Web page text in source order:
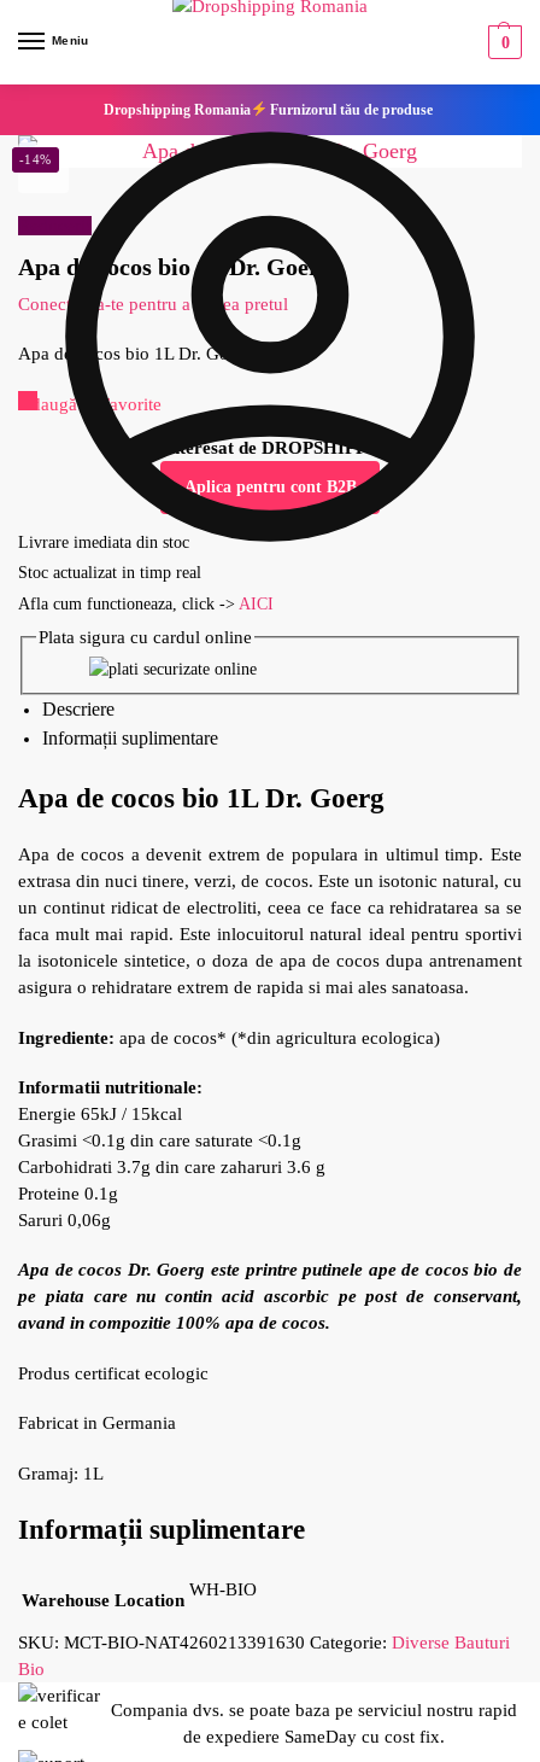
Meniu 0
Dropshipping Romania Furnizorul tău de produse
Apa de cocos bio 1L Dr. Goerg
Conecteaza-te pentru a vedea pretul
-14%
Apa de cocos bio 1L Dr. Goerg
Adaugă la Favorite
Esti interesat de DROPSHIPPING?
Aplica pentru cont B2B
Livrare imediata din stoc
Stoc actualizat in timp real
Afla cum functioneaza, click -> AICI
Plata sigura cu cardul online
Descriere
Informații suplimentare
Apa de cocos bio 1L Dr. Goerg
Apa de cocos a devenit extrem de populara in ultimul timp. Este
extrasa din nuci tinere, verzi, de cocos. Este un isotonic natural, cu
un continut ridicat de electroliti, ceea ce face ca rehidratarea sa se
faca mult mai rapid. Este inlocuitorul natural ideal pentru sportivi
la isotonicele sintetice, o doza de apa de cocos dupa antrenament
asigura o rehidratare extrem de rapida si mai ales sanatoasa.
Ingrediente: apa de cocos* (*din agricultura ecologica)
Informatii nutritionale:
Energie 65kJ / 15kcal
Grasimi <0.1g din care saturate <0.1g
Carbohidrati 3.7g din care zaharuri 3.6 g
Proteine 0.1g
Saruri 0,06g
Apa de cocos Dr. Goerg este printre putinele ape de cocos bio de
pe piata care nu contin acid ascorbic pe post de conservant,
avand in compozitie 100% apa de cocos.
Produs certificat ecologic
Fabricat in Germania
Gramaj: 1L
Informații suplimentare
Warehouse Location
WH-BIO
SKU: MCT-BIO-NAT4260213391630 Categorie: Diverse Bauturi
Bio
Compania dvs. se poate baza pe serviciul nostru rapid
de expediere SameDay cu cost fix.